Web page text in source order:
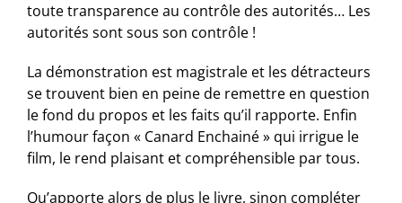
toute transparence au contrôle des autorités… Les
autorités sont sous son contrôle !
La démonstration est magistrale et les détracteurs
se trouvent bien en peine de remettre en question
le fond du propos et les faits qu’il rapporte. Enfin
l’humour façon « Canard Enchainé » qui irrigue le
film, le rend plaisant et compréhensible par tous.
Qu’apporte alors de plus le livre, sinon compléter